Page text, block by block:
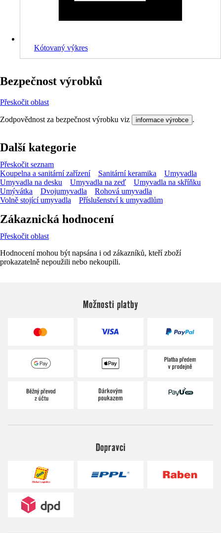
Kótovaný výkres
Bezpečnost výrobků
Přeskočit oblast
Zodpovědnost za bezpečnost výrobku viz informace výrobce .
Další kategorie
Přeskočit seznam
Koupelna a sanitární zařízení
Sanitární keramika
Umyvadla
Umyvadla na desku
Umyvadla na zeď
Umyvadla na skříňku
Umývátka
Dvojumyvadla
Rohová umyvadla
Volně stojící umyvadla
Příslušenství k umyvadlům
Zákaznická hodnocení
Přeskočit oblast
Hodnocení mohou být napsána i od zákazníků, kteří zboží
prokazatelně nepoužili nebo nekoupili.
Možnosti platby
Dopravci